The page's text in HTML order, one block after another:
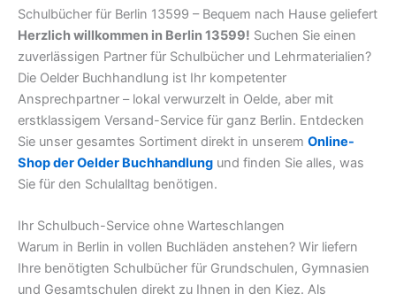
Schulbücher für Berlin 13599 – Bequem nach Hause geliefert
Herzlich willkommen in Berlin 13599! Suchen Sie einen
zuverlässigen Partner für Schulbücher und Lehrmaterialien?
Die Oelder Buchhandlung ist Ihr kompetenter
Ansprechpartner – lokal verwurzelt in Oelde, aber mit
erstklassigem Versand-Service für ganz Berlin. Entdecken
Sie unser gesamtes Sortiment direkt in unserem Online-
Shop der Oelder Buchhandlung und finden Sie alles, was
Sie für den Schulalltag benötigen.
Ihr Schulbuch-Service ohne Warteschlangen
Warum in Berlin in vollen Buchläden anstehen? Wir liefern
Ihre benötigten Schulbücher für Grundschulen, Gymnasien
und Gesamtschulen direkt zu Ihnen in den Kiez. Als